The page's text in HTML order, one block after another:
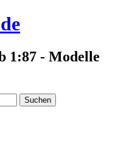
1:87 - Modelle